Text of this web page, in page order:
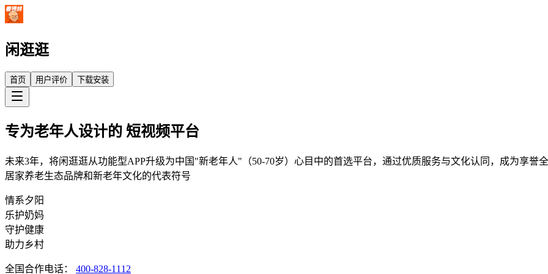
闲逛逛
首页 用户评价 下载安装
专为老年人设计的 短视频平台
未来3年，将闲逛逛从功能型APP升级为中国"新老年人"（50-70岁）心目中的首选平台，通过优质服务与文化认同，成为享誉
居家养老生态品牌和新老年文化的代表符号
情系夕阳
乐护奶妈
守护健康
助力乡村
全国合作电话： 400-828-1112